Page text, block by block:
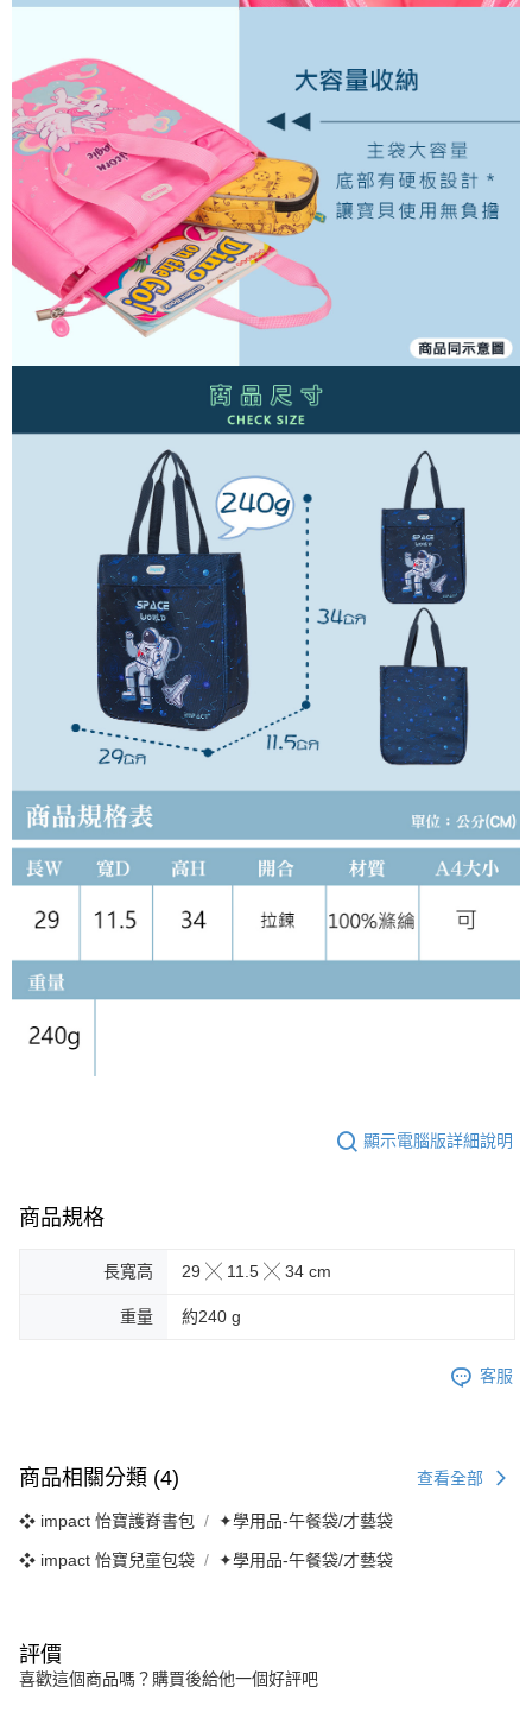
顯示電腦版詳細說明
商品規格
長寬高 29 ╳ 11.5 ╳ 34 cm
重量 約240 g
客服
商品相關分類 (4) 查看全部
❖ impact 怡寶護脊書包 ✦學用品-午餐袋/才藝袋
❖ impact 怡寶兒童包袋 ✦學用品-午餐袋/才藝袋
評價
喜歡這個商品嗎？購買後給他一個好評吧